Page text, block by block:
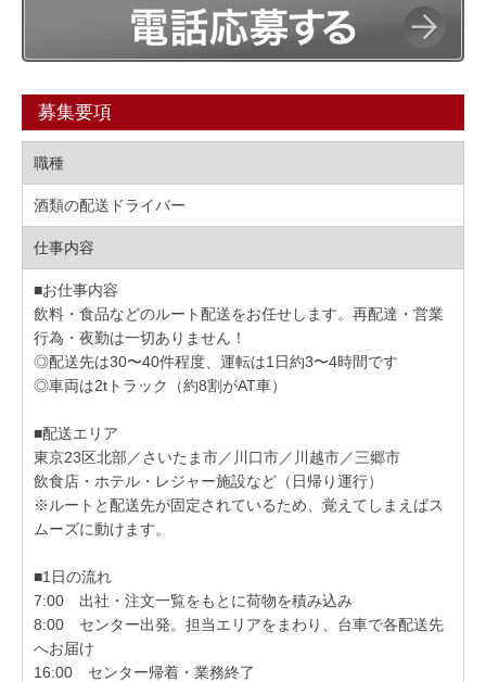
募集要項
職種
酒類の配送ドライバー
仕事内容
■お仕事内容
飲料・食品などのルート配送をお任せします。再配達・営業
行為・夜勤は一切ありません！
◎配送先は30〜40件程度、運転は1日約3〜4時間です
◎車両は2tトラック（約8割がAT車）
■配送エリア
東京23区北部／さいたま市／川口市／川越市／三郷市
飲食店・ホテル・レジャー施設など（日帰り運行）
※ルートと配送先が固定されているため、覚えてしまえばス
ムーズに動けます。
■1日の流れ
7:00 出社・注文一覧をもとに荷物を積み込み
8:00 センター出発。担当エリアをまわり、台車で各配送先
へお届け
16:00 センター帰着・業務終了